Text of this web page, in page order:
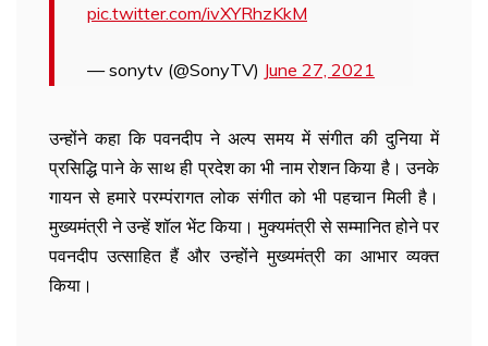
pic.twitter.com/ivXYRhzKkM
— sonytv (@SonyTV) June 27, 2021
उन्होंने कहा कि पवनदीप ने अल्प समय में संगीत की दुनिया में
प्रसिद्धि पाने के साथ ही प्रदेश का भी नाम रोशन किया है। उनके
गायन से हमारे परम्पंरागत लोक संगीत को भी पहचान मिली है।
मुख्यमंत्री ने उन्हें शॉल भेंट किया। मुक्यमंत्री से सम्मानित होने पर
पवनदीप उत्साहित हैं और उन्होंने मुख्यमंत्री का आभार व्यक्त
किया।